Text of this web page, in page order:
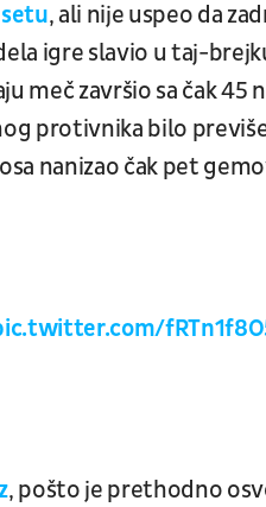
, ali nije uspeo da
igre slavio u taj-
meč završio sa čak 45
protivnika bilo
nanizao čak pet
, pošto je prethodno